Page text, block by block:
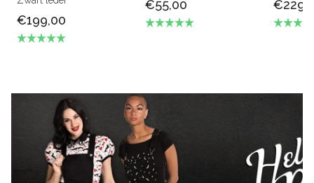
€199,00
€55,00